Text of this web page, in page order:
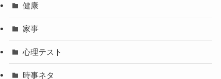
健康
家事
心理テスト
時事ネタ